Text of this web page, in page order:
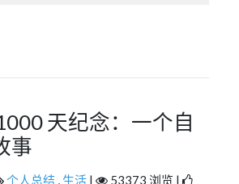
天纪念：一个自
事
个人总结 生活 |
53373 浏览 |